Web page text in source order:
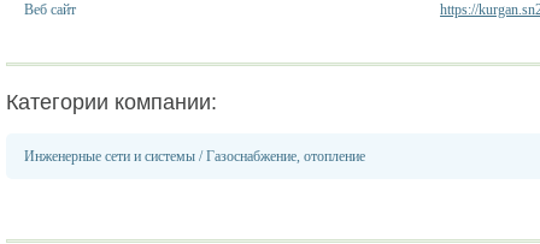
Веб сайт https://
Категории компании:
Инженерные сети и системы /Газоснабжение, отопление